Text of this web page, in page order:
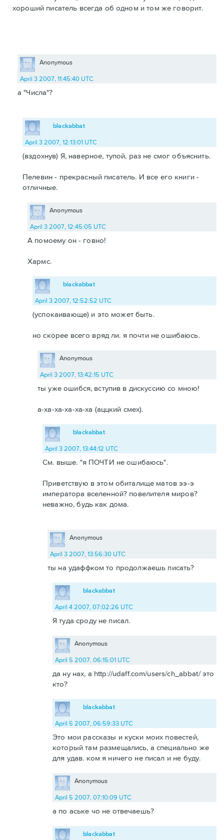
хороший писатель всегда об одном и том же говорит.
Anonymous
April 3 2007, 11:45:40 UTC
а "Числа"?
blackabbat
April 3 2007, 12:13:01 UTC
(вздохнув) Я, наверное, тупой, раз не смог объяснить.
Пелевин - прекрасный писатель. И все его книги -
отличные.
Anonymous
April 3 2007, 12:45:05 UTC
А помоему он - говно!
Хармс.
blackabbat
April 3 2007, 12:52:52 UTC
(успокаивающе) и это может быть.
но скорее всего вряд ли. я почти не ошибаюсь.
Anonymous
April 3 2007, 13:42:15 UTC
ты уже ошибся, вступив в дискуссию со мною!
а-ха-ха-ха-ха-ха (аццкий смех).
blackabbat
April 3 2007, 13:44:12 UTC
См. выше. "я ПОЧТИ не ошибаюсь".
Приветствую в этом обиталище матов ээ-э
императора вселенной? повелителя миров?
неважно, будь как дома.
Anonymous
April 3 2007, 13:56:30 UTC
ты на удаффком то продолжаешь писать?
blackabbat
April 4 2007, 07:02:26 UTC
Я туда сроду не писал.
Anonymous
April 5 2007, 06:15:01 UTC
да ну нах, а http://udaff.com/users/ch_abbat/ это
кто?
blackabbat
April 5 2007, 06:59:33 UTC
Это мои рассказы и куски моих повестей,
который там размещались, а специально же
для удав. ком я ничего не писал и не буду.
Anonymous
April 5 2007, 07:10:09 UTC
а по аське чо не отвечаешь?
blackabbat